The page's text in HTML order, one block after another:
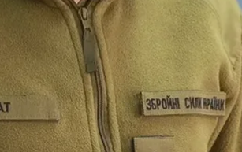
що росія завдасть «значної
окупанти, але вважає, що